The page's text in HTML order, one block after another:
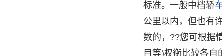
标准。一般中档轿
公里以内，但也有
数的，??您可根据
目等)权衡比较各自